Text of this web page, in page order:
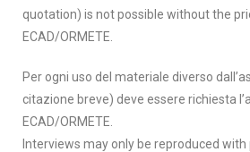
quotation) is not possible without the
ECAD/ORMETE.
Per ogni uso del materiale diverso
citazione breve) deve essere richiesta
ECAD/ORMETE.
Interviews may only be reproduced